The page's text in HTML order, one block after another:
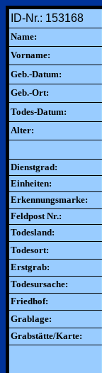
ID-Nr.: 153168
Name:
Vorname:
Geb.-Datum:
Geb.-Ort:
Todes-Datum:
Alter:
Dienstgrad:
Einheiten:
Erkennungsmarke:
Feldpost Nr.:
Todesland:
Todesort:
Erstgrab:
Todesursache:
Friedhof:
Grablage:
Grabstätte/Karte: